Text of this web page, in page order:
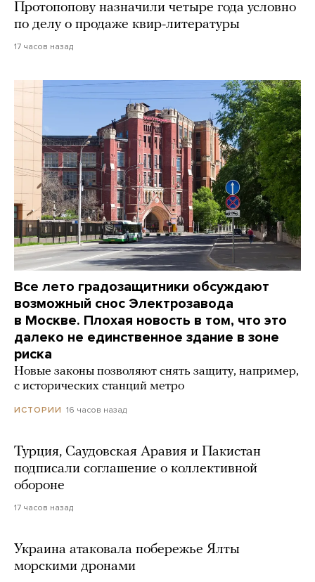
Протопопову назначили четыре года условно
по делу о продаже квир-литературы
17 часов назад
Все лето градозащитники обсуждают
возможный снос Электрозавода
в Москве. Плохая новость в том, что это
далеко не единственное здание в зоне
риска
Новые законы позволяют снять защиту, например,
с исторических станций метро
ИСТОРИИ 16 часов назад
Турция, Саудовская Аравия и Пакистан
подписали соглашение о коллективной
обороне
17 часов назад
Украина атаковала побережье Ялты
морскими дронами